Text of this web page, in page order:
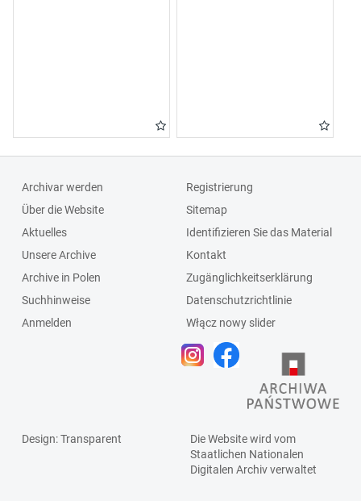
Archivar werden
Über die Website
Aktuelles
Unsere Archive
Archive in Polen
Suchhinweise
Anmelden
Registrierung
Sitemap
Identifizieren Sie das Material
Kontakt
Zugänglichkeitserklärung
Datenschutzrichtlinie
Włącz nowy slider
Design: Transparent
Die Website wird vom
Staatlichen Nationalen
Digitalen Archivverwaltet